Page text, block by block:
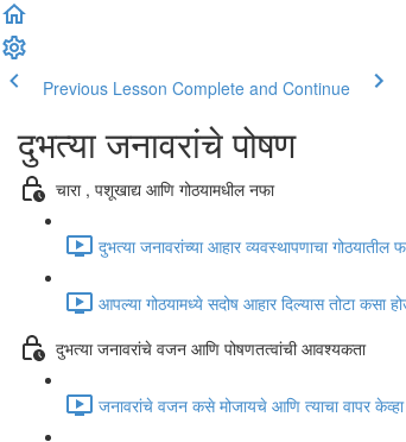
Previous Lesson Complete and Continue
दुभत्या जनावरांचे पोषण
चारा , पशूखाद्य आणि गोठयामधील नफा
दुभत्या जनावरांच्या आहार व्यवस्थापणाचा
आपल्या गोठयामध्ये सदोष आहार दिल्यास तोटा कसा
दुभत्या जनावरांचे वजन आणि पोषणतत्वांची आवश्यकता
जनावरांचे वजन कसे मोजायचे आणि त्याचा वापर